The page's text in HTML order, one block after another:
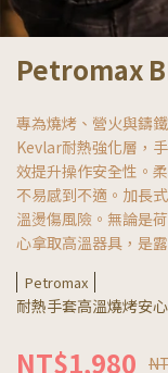
Petromax
專為燒烤、營火與鑄
Kevlar耐熱強化層，
效提升操作安全性。
不易感到不適。加長
溫燙傷風險。無論是
心拿取高溫器具，是
Petromax
耐熱手套高溫燒烤安
NT$1,980